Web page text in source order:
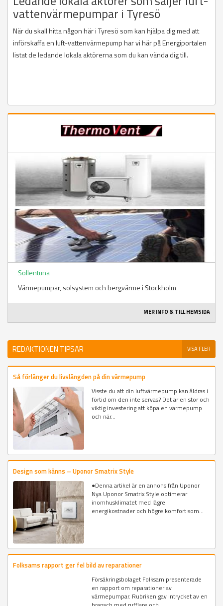
vattenvärmepumpar i Tyresö
När du skall hitta någon här i Tyresö som kan hjälpa dig med att
införskaffa en luft-vattenvärmepump har vi här på Energiportalen
listat de ledande lokala aktörerna som du kan vända dig till.
Sollentuna
Värmepumpar, solsystem och bergvärme i Stockholm
MER INFO & TILL HEMSIDA
REDAKTIONEN TIPSAR VISA FLER
Så förlänger du livslängden på din värmepump
Visste du att din luftvärmepump kan åldras i
förtid om den inte servas? Det är en stor och
viktig investering att köpa en värmepump
och när...
Design som känns – Uponor Smatrix Style
●Denna artikel är en annons från Uponor
Nya Uponor Smatrix Style optimerar
inomhusklimatet med lägre
energikostnader och högre komfort som...
Folksams rapport ger fel bild av reparationer
Försäkringsbolaget Folksam presenterade
en rapport om reparationer av
värmepumpar. Rubriken gav intrycket av en